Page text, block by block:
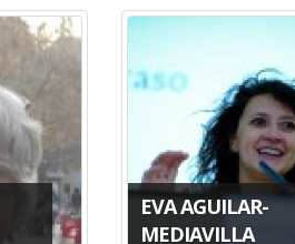
EVA AGUILAR-
MEDIAVILLA